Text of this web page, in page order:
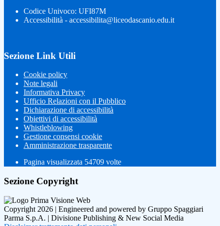
Codice Univoco: UFI87M
Accessibilità - accessibilita@liceodascanio.edu.it
Sezione Link Utili
Cookie policy
Note legali
Informativa Privacy
Ufficio Relazioni con il Pubblico
Dichiarazione di accessibilità
Obiettivi di accessibilità
Whistleblowing
Gestione consensi cookie
Amministrazione trasparente
Pagina visualizzata 54709 volte
Sezione Copyright
Copyright 2026 | Engineered and powered by Gruppo Spaggiari
Parma S.p.A. | Divisione Publishing & New Social Media